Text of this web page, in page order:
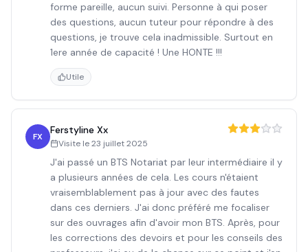
forme pareille, aucun suivi. Personne à qui poser
des questions, aucun tuteur pour répondre à des
questions, je trouve cela inadmissible. Surtout en
1ere année de capacité ! Une HONTE !!!
Utile
FX
Ferstyline Xx
Visite le23 juillet 2025
J'ai passé un BTS Notariat par leur intermédiaire il y
a plusieurs années de cela. Les cours n'étaient
vraisemblablement pas à jour avec des fautes
dans ces derniers. J'ai donc préféré me focaliser
sur des ouvrages afin d'avoir mon BTS. Après, pour
les corrections des devoirs et pour les conseils des